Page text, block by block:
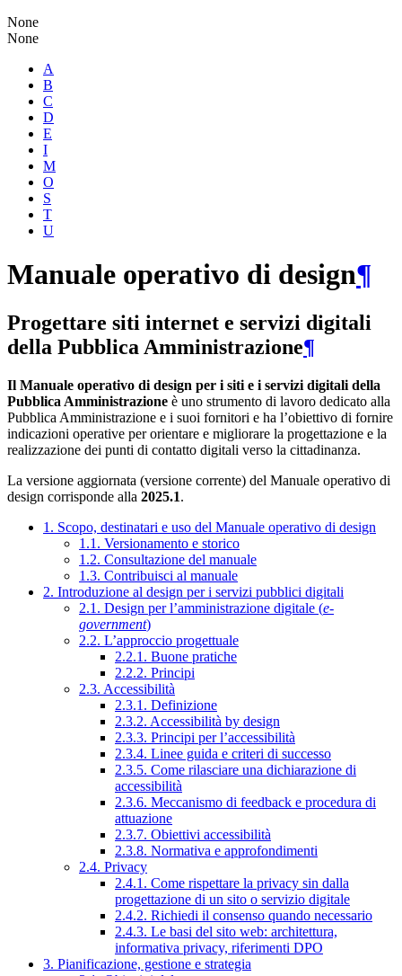
None
None
A
B
C
D
E
I
M
O
S
T
U
Manuale operativo di design¶
Progettare siti internet e servizi digitali
della Pubblica Amministrazione¶
Il Manuale operativo di design per i siti e i servizi digitali della
Pubblica Amministrazione è uno strumento di lavoro dedicato alla
Pubblica Amministrazione e i suoi fornitori e ha l’obiettivo di fornire
indicazioni operative per orientare e migliorare la progettazione e la
realizzazione dei punti di contatto digitali verso la cittadinanza.
La versione aggiornata (versione corrente) del Manuale operativo di
design corrisponde alla 2025.1.
1. Scopo, destinatari e uso del Manuale operativo di design
1.1. Versionamento e storico
1.2. Consultazione del manuale
1.3. Contribuisci al manuale
2. Introduzione al design per i servizi pubblici digitali
2.1. Design per l’amministrazione digitale (e-
government)
2.2. L’approccio progettuale
2.2.1. Buone pratiche
2.2.2. Principi
2.3. Accessibilità
2.3.1. Definizione
2.3.2. Accessibilità by design
2.3.3. Principi per l’accessibilità
2.3.4. Linee guida e criteri di successo
2.3.5. Come rilasciare una dichiarazione di
accessibilità
2.3.6. Meccanismo di feedback e procedura di
attuazione
2.3.7. Obiettivi accessibilità
2.3.8. Normativa e approfondimenti
2.4. Privacy
2.4.1. Come rispettare la privacy sin dalla
progettazione di un sito o servizio digitale
2.4.2. Richiedi il consenso quando necessario
2.4.3. Le basi del sito web: architettura,
informativa privacy, riferimenti DPO
3. Pianificazione, gestione e strategia